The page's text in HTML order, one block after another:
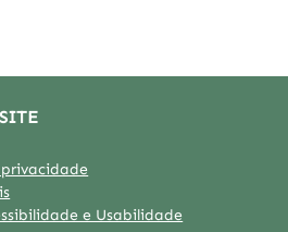
e Usabilidade